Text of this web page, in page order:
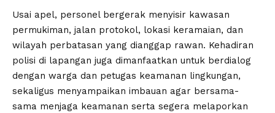
Usai apel, personel bergerak menyisir kawasan
permukiman, jalan protokol, lokasi keramaian, dan
wilayah perbatasan yang dianggap rawan. Kehadiran
polisi di lapangan juga dimanfaatkan untuk berdialog
dengan warga dan petugas keamanan lingkungan,
sekaligus menyampaikan imbauan agar bersama-
sama menjaga keamanan serta segera melaporkan